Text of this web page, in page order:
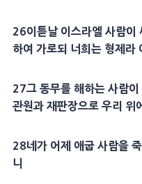
26이튿날 이스라엘 사람이
하여 가로되 너희는 형제 라
27그 동무를 해하는 사람이
관원과 재판장으로 우리 위
28네가 어제 애굽사람을
니